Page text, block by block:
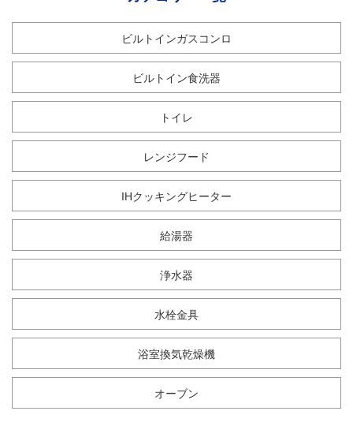
ビルトインガスコンロ
ビルトイン食洗器
トイレ
レンジフード
IHクッキングヒーター
給湯器
浄水器
水栓金具
浴室換気乾燥機
オーブン